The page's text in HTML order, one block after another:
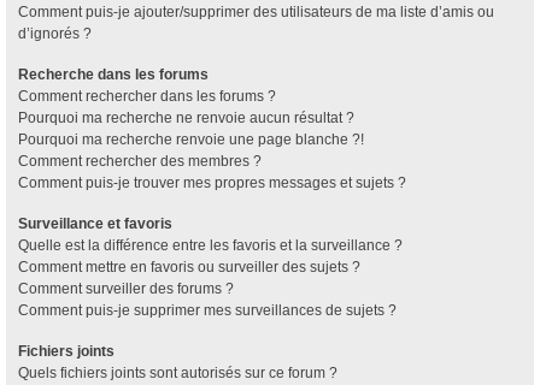
Comment puis-je ajouter/supprimer des utilisateurs de ma liste d’amis ou
d’ignorés ?
Recherche dans les forums
Comment rechercher dans les forums ?
Pourquoi ma recherche ne renvoie aucun résultat ?
Pourquoi ma recherche renvoie une page blanche ?!
Comment rechercher des membres ?
Comment puis-je trouver mes propres messages et sujets ?
Surveillance et favoris
Quelle est la différence entre les favoris et la surveillance ?
Comment mettre en favoris ou surveiller des sujets ?
Comment surveiller des forums ?
Comment puis-je supprimer mes surveillances de sujets ?
Fichiers joints
Quels fichiers joints sont autorisés sur ce forum ?